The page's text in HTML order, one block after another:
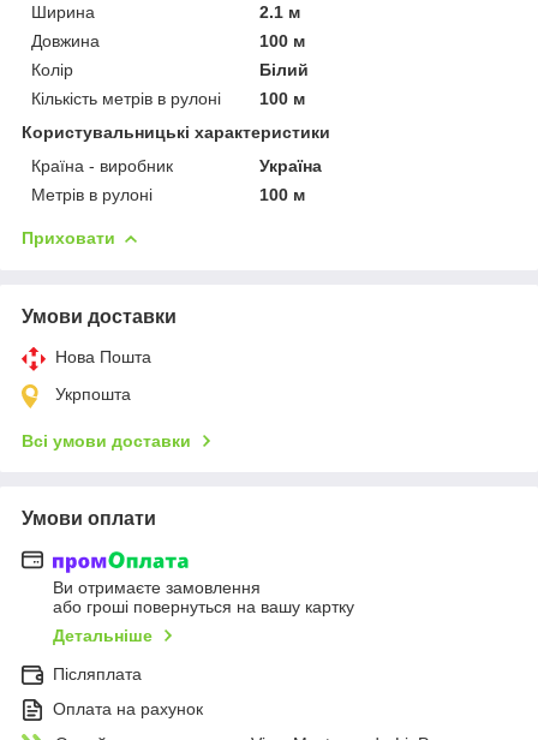
Ширина
2.1 м
Довжина
100 м
Колір
Білий
Кількість метрів в рулоні
100 м
Користувальницькі характеристики
Країна - виробник
Україна
Метрів в рулоні
100 м
Приховати
Умови доставки
Нова Пошта
Укрпошта
Всі умови доставки
Умови оплати
Ви отримаєте замовлення
або гроші повернуться на вашу картку
Детальніше
Післяплата
Оплата на рахунок